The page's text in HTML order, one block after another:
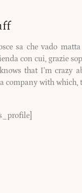
sa che vado
con cui, grazie
that I’m crazy
company with